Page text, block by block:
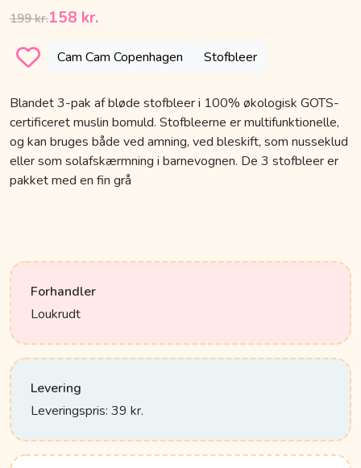
199 kr.158 kr.
Cam Cam Copenhagen Stofbleer
Blandet 3-pak af bløde stofbleer i 100% økologisk GOTS-
certificeret muslin bomuld. Stofbleerne er multifunktionelle,
og kan bruges både ved amning, ved bleskift, som nusseklud
eller som solafskærmning i barnevognen. De 3 stofbleer er
pakket med en fin grå
Forhandler
Loukrudt
Levering
Leveringspris: 39 kr.